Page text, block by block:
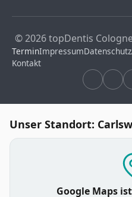
© 2026 topDentis
TerminImpressumDatenschutz
Kontakt
Unser Standort:
Google Maps